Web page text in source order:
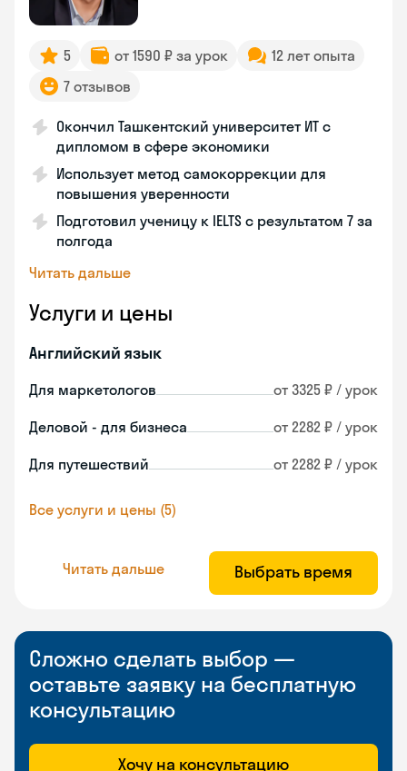
5 от 1590 ₽ за урок
12 лет опыта
7 отзывов
Окончил Ташкентский университет ИТ с
дипломом в сфере экономики
Использует метод самокоррекции для
повышения уверенности
Подготовил ученицу к IELTS с результатом 7 за
полгода
Читать дальше
Услуги и цены
Английский язык
Для маркетологов от 3325 ₽ / урок
Деловой - для бизнеса от 2282 ₽ / урок
Для путешествий от 2282 ₽ / урок
Все услуги и цены (5)
Читать дальше Выбрать время
Сложно сделать выбор —
оставьте заявку на бесплатную
консультацию
Хочу на консультацию